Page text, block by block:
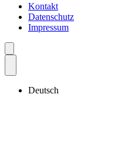
Kontakt
Datenschutz
Impressum
Deutsch